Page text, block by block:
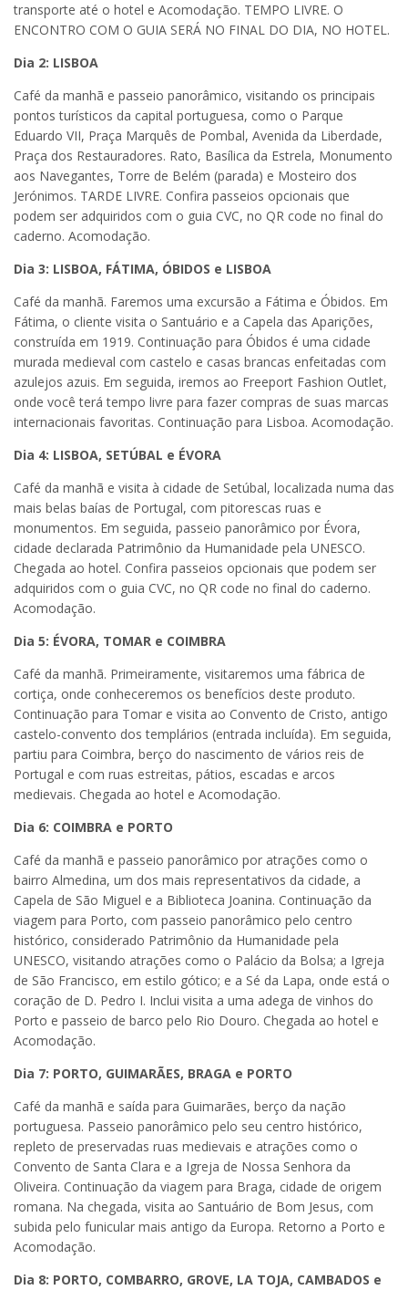
transporte até o hotel e Acomodação. TEMPO LIVRE. O
ENCONTRO COM O GUIA SERÁ NO FINAL DO DIA, NO HOTEL.
Dia 2: LISBOA
Café da manhã e passeio panorâmico, visitando os principais
pontos turísticos da capital portuguesa, como o Parque
Eduardo VII, Praça Marquês de Pombal, Avenida da Liberdade,
Praça dos Restauradores. Rato, Basílica da Estrela, Monumento
aos Navegantes, Torre de Belém (parada) e Mosteiro dos
Jerónimos. TARDE LIVRE. Confira passeios opcionais que
podem ser adquiridos com o guia CVC, no QR code no final do
caderno. Acomodação.
Dia 3: LISBOA, FÁTIMA, ÓBIDOS e LISBOA
Café da manhã. Faremos uma excursão a Fátima e Óbidos. Em
Fátima, o cliente visita o Santuário e a Capela das Aparições,
construída em 1919. Continuação para Óbidos é uma cidade
murada medieval com castelo e casas brancas enfeitadas com
azulejos azuis. Em seguida, iremos ao Freeport Fashion Outlet,
onde você terá tempo livre para fazer compras de suas marcas
internacionais favoritas. Continuação para Lisboa. Acomodação.
Dia 4: LISBOA, SETÚBAL e ÉVORA
Café da manhã e visita à cidade de Setúbal, localizada numa das
mais belas baías de Portugal, com pitorescas ruas e
monumentos. Em seguida, passeio panorâmico por Évora,
cidade declarada Patrimônio da Humanidade pela UNESCO.
Chegada ao hotel. Confira passeios opcionais que podem ser
adquiridos com o guia CVC, no QR code no final do caderno.
Acomodação.
Dia 5: ÉVORA, TOMAR e COIMBRA
Café da manhã. Primeiramente, visitaremos uma fábrica de
cortiça, onde conheceremos os benefícios deste produto.
Continuação para Tomar e visita ao Convento de Cristo, antigo
castelo-convento dos templários (entrada incluída). Em seguida,
partiu para Coimbra, berço do nascimento de vários reis de
Portugal e com ruas estreitas, pátios, escadas e arcos
medievais. Chegada ao hotel e Acomodação.
Dia 6: COIMBRA e PORTO
Café da manhã e passeio panorâmico por atrações como o
bairro Almedina, um dos mais representativos da cidade, a
Capela de São Miguel e a Biblioteca Joanina. Continuação da
viagem para Porto, com passeio panorâmico pelo centro
histórico, considerado Patrimônio da Humanidade pela
UNESCO, visitando atrações como o Palácio da Bolsa; a Igreja
de São Francisco, em estilo gótico; e a Sé da Lapa, onde está o
coração de D. Pedro I. Inclui visita a uma adega de vinhos do
Porto e passeio de barco pelo Rio Douro. Chegada ao hotel e
Acomodação.
Dia 7: PORTO, GUIMARÃES, BRAGA e PORTO
Café da manhã e saída para Guimarães, berço da nação
portuguesa. Passeio panorâmico pelo seu centro histórico,
repleto de preservadas ruas medievais e atrações como o
Convento de Santa Clara e a Igreja de Nossa Senhora da
Oliveira. Continuação da viagem para Braga, cidade de origem
romana. Na chegada, visita ao Santuário de Bom Jesus, com
subida pelo funicular mais antigo da Europa. Retorno a Porto e
Acomodação.
Dia 8: PORTO, COMBARRO, GROVE, LA TOJA, CAMBADOS e